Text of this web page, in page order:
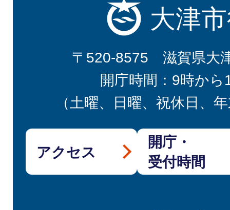
大津
〒520-8575 滋賀県大
開庁時間：9時から
（土曜、日曜、祝休日、
アクセス
開庁・
受付時間